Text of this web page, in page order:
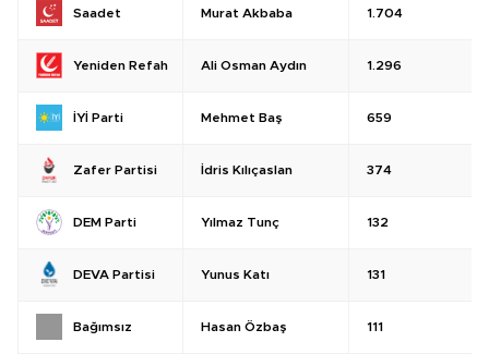
Saadet Murat Akbaba 1.704
Yeniden Refah Ali Osman Aydın 1.296
İYİ Parti Mehmet Baş 659
Zafer Partisi İdris Kılıçaslan 374
DEM Parti Yılmaz Tunç 132
DEVA Partisi Yunus Katı 131
Bağımsız Hasan Özbaş 111